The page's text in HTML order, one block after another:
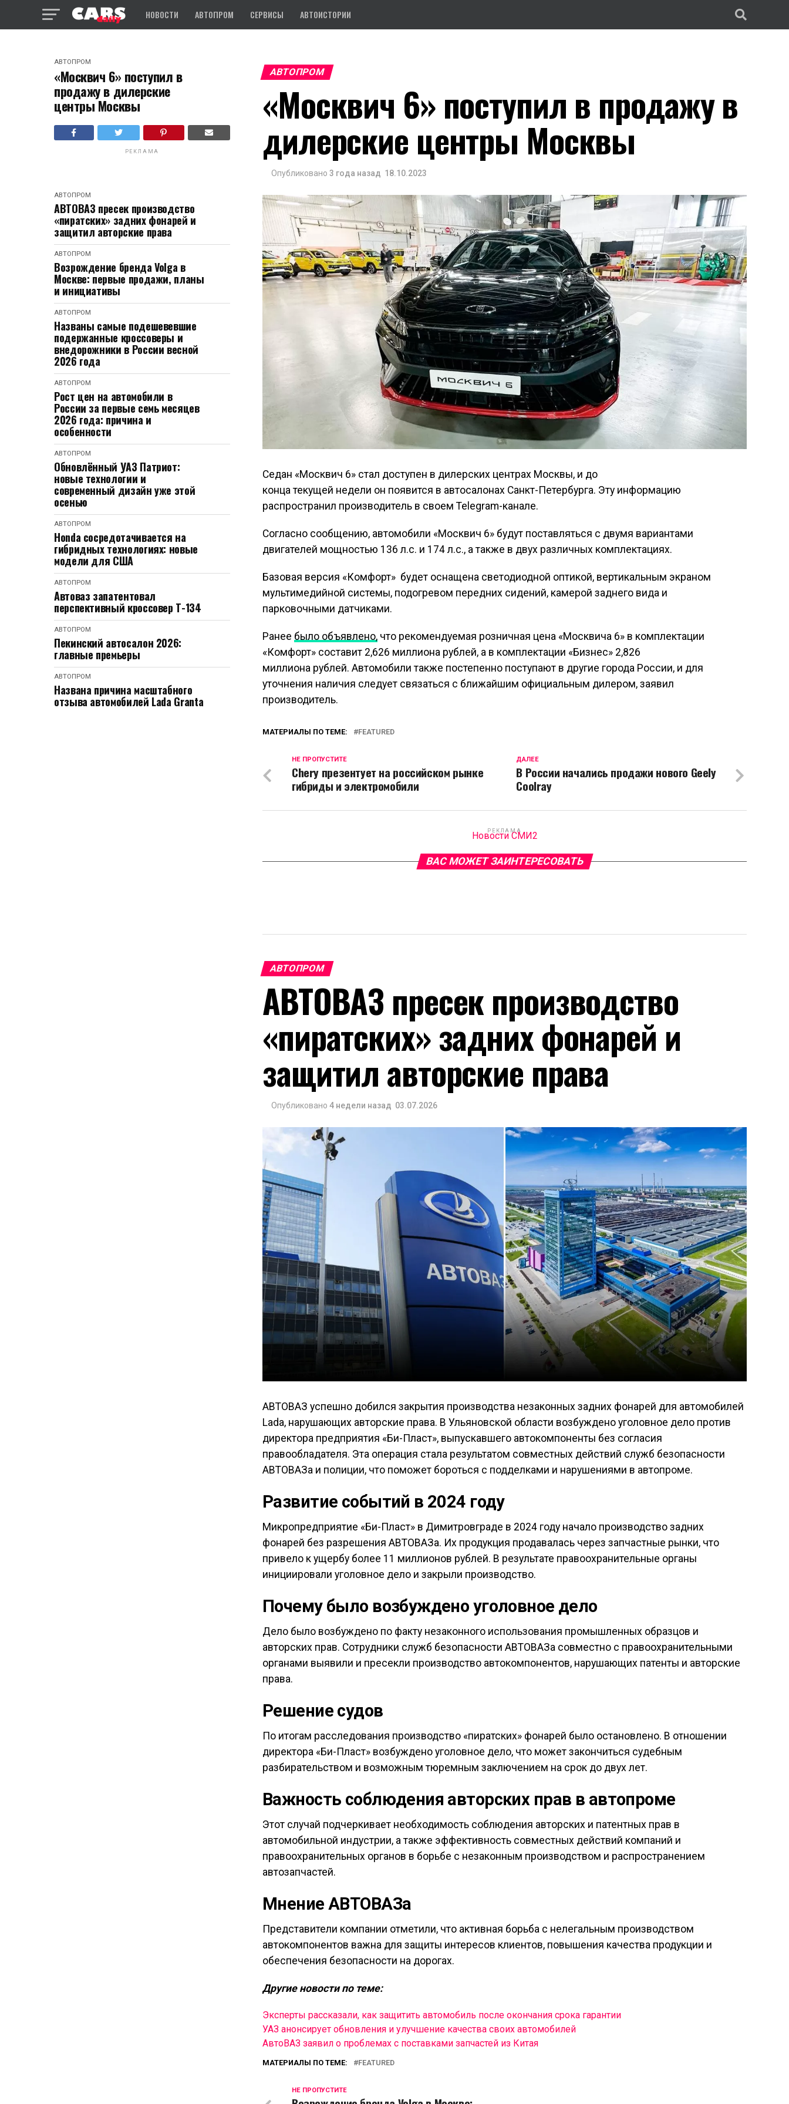
НОВОСТИ АВТОПРОМ СЕРВИСЫ АВТОИСТОРИИ
АВТОПРОМ
«Москвич 6» поступил в
продажу в дилерские
центры Москвы
РЕКЛАМА
АВТОПРОМ
АВТОВАЗ пресек производство
«пиратских» задних фонарей и
защитил авторские права
АВТОПРОМ
Возрождение бренда Volga в
Москве: первые продажи, планы
и инициативы
АВТОПРОМ
Названы самые подешевевшие
подержанные кроссоверы и
внедорожники в России весной
2026 года
АВТОПРОМ
Рост цен на автомобили в
России за первые семь месяцев
2026 года: причина и
особенности
АВТОПРОМ
Обновлённый УАЗ Патриот:
новые технологии и
современный дизайн уже этой
осенью
АВТОПРОМ
Honda сосредотачивается на
гибридных технологиях: новые
модели для США
АВТОПРОМ
Автоваз запатентовал
перспективный кроссовер Т-134
АВТОПРОМ
Пекинский автосалон 2026:
главные премьеры
АВТОПРОМ
Названа причина масштабного
отзыва автомобилей Lada Granta
АВТОПРОМ
«Москвич 6» поступил в продажу в
дилерские центры Москвы
Опубликовано 3 года назад 18.10.2023
Седан «Москвич 6» стал доступен в дилерских центрах Москвы, и до
конца текущей недели он появится в автосалонах Санкт-Петербурга. Эту информацию
распространил производитель в своем Telegram-канале.
Согласно сообщению, автомобили «Москвич 6» будут поставляться с двумя вариантами
двигателей мощностью 136 л.с. и 174 л.с., а также в двух различных комплектациях.
Базовая версия «Комфорт» будет оснащена светодиодной оптикой, вертикальным экраном
мультимедийной системы, подогревом передних сидений, камерой заднего вида и
парковочными датчиками.
Ранее было объявлено, что рекомендуемая розничная цена «Москвича 6» в комплектации
«Комфорт» составит 2,626 миллиона рублей, а в комплектации «Бизнес» 2,826
миллиона рублей. Автомобили также постепенно поступают в другие города России, и для
уточнения наличия следует связаться с ближайшим официальным дилером, заявил
производитель.
МАТЕРИАЛЫ ПО ТЕМЕ: FEATURED
ДАЛЕЕ
В России начались продажи нового Geely
Coolray
НЕ ПРОПУСТИТЕ
Chery презентует на российском рынке
гибриды и электромобили
РЕКЛАМА
Новости СМИ2
ВАС МОЖЕТ ЗАИНТЕРЕСОВАТЬ
АВТОПРОМ
АВТОВАЗ пресек производство
«пиратских» задних фонарей и
защитил авторские права
Опубликовано 4 недели назад 03.07.2026
АВТОВАЗ успешно добился закрытия производства незаконных задних фонарей для автомобилей
Lada, нарушающих авторские права. В Ульяновской области возбуждено уголовное дело против
директора предприятия «Би-Пласт», выпускавшего автокомпоненты без согласия
правообладателя. Эта операция стала результатом совместных действий служб безопасности
АВТОВАЗа и полиции, что поможет бороться с подделками и нарушениями в автопроме.
Развитие событий в 2024 году
Микропредприятие «Би-Пласт» в Димитровграде в 2024 году начало производство задних
фонарей без разрешения АВТОВАЗа. Их продукция продавалась через запчастные рынки, что
привело к ущербу более 11 миллионов рублей. В результате правоохранительные органы
инициировали уголовное дело и закрыли производство.
Почему было возбуждено уголовное дело
Дело было возбуждено по факту незаконного использования промышленных образцов и
авторских прав. Сотрудники служб безопасности АВТОВАЗа совместно с правоохранительными
органами выявили и пресекли производство автокомпонентов, нарушающих патенты и авторские
права.
Решение судов
По итогам расследования производство «пиратских» фонарей было остановлено. В отношении
директора «Би-Пласт» возбуждено уголовное дело, что может закончиться судебным
разбирательством и возможным тюремным заключением на срок до двух лет.
Важность соблюдения авторских прав в автопроме
Этот случай подчеркивает необходимость соблюдения авторских и патентных прав в
автомобильной индустрии, а также эффективность совместных действий компаний и
правоохранительных органов в борьбе с незаконным производством и распространением
автозапчастей.
Мнение АВТОВАЗа
Представители компании отметили, что активная борьба с нелегальным производством
автокомпонентов важна для защиты интересов клиентов, повышения качества продукции и
обеспечения безопасности на дорогах.
Другие новости по теме:
Эксперты рассказали, как защитить автомобиль после окончания срока гарантии
УАЗ анонсирует обновления и улучшение качества своих автомобилей
АвтоВАЗ заявил о проблемах с поставками запчастей из Китая
МАТЕРИАЛЫ ПО ТЕМЕ: FEATURED
НЕ ПРОПУСТИТЕ